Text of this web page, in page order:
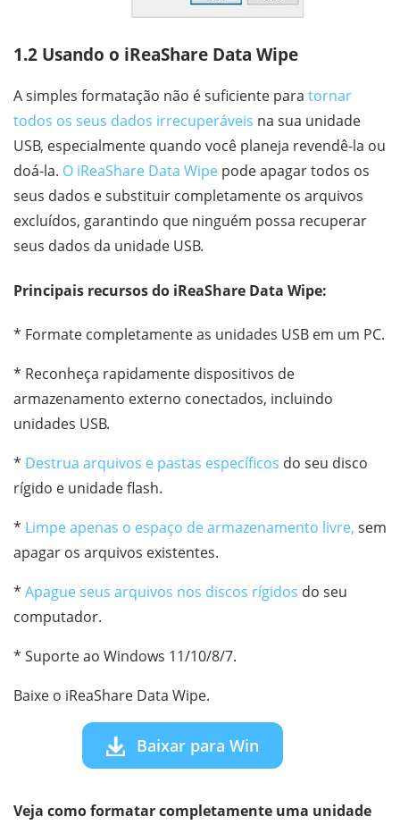
1.2 Usando o iReaShare Data Wipe
A simples formatação não é suficiente para tornar
todos os seus dados irrecuperáveis na sua unidade
USB, especialmente quando você planeja revendê-la ou
doá-la. O iReaShare Data Wipe pode apagar todos os
seus dados e substituir completamente os arquivos
excluídos, garantindo que ninguém possa recuperar
seus dados da unidade USB.
Principais recursos do iReaShare Data Wipe:
* Formate completamente as unidades USB em um PC.
* Reconheça rapidamente dispositivos de
armazenamento externo conectados, incluindo
unidades USB.
* Destrua arquivos e pastas específicos do seu disco
rígido e unidade flash.
* Limpe apenas o espaço de armazenamento livre, sem
apagar os arquivos existentes.
* Apague seus arquivos nos discos rígidos do seu
computador.
* Suporte ao Windows 11/10/8/7.
Baixe o iReaShare Data Wipe.
Baixar para Win
Veja como formatar completamente uma unidade